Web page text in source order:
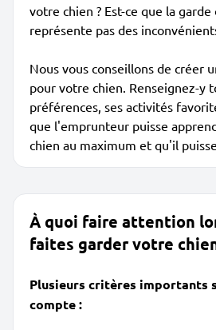
votre chien ? Est-ce que la garde
représente pas des
Nous vous conseillons de créer
pour votre chien. Renseignez-y
préférences, ses activités
que l'emprunteur puisse
chien au maximum et qu'il
À quoi faire attention
faites garder votre
Plusieurs critères importants
compte :